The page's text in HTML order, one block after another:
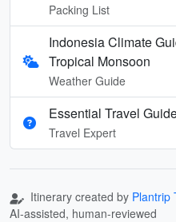
Packing List
Indonesia Climate
Tropical Monsoon
Weather Guide
Essential Travel
Travel Expert
Itinerary created by Plantrip
AI-assisted, human-reviewed